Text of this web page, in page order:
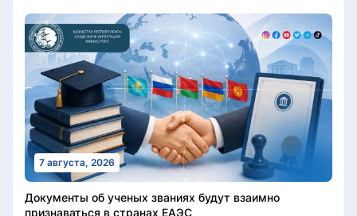
7 августа, 2026
Документы об ученых званиях будут взаимно
признаваться в странах ЕАЭС